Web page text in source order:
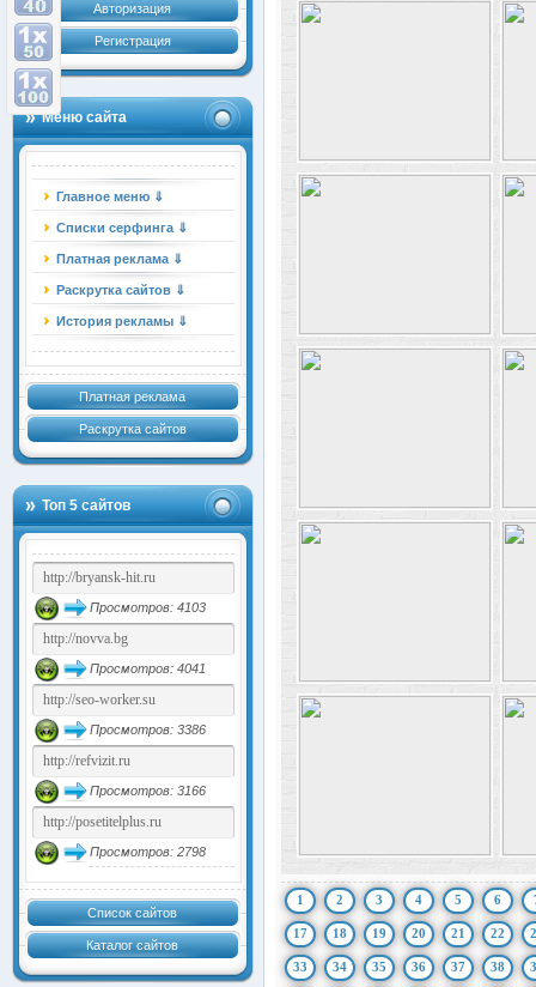
Авторизация
Регистрация
Меню сайта
Главное меню ⇓
Списки серфинга ⇓
Платная реклама ⇓
Раскрутка сайтов ⇓
История рекламы ⇓
Платная реклама
Раскрутка сайтов
Топ 5 сайтов
Просмотров: 4103
Просмотров: 4041
Просмотров: 3386
Просмотров: 3166
Просмотров: 2798
Список сайтов
Каталог сайтов
1 2 3 4 5 6
17 18 19 20 21 22
33 34 35 36 37 38